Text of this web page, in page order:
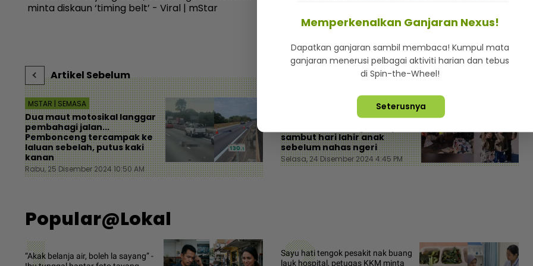
minta diskaun ‘timing belt’ - Viral | mStar
Artikel Sebelum
MSTAR | SEMASA
Dua maut motosikal langgar
pembahagi jalan...
Pembonceng tercampak ke
laluan sebelah, putus kaki
kanan
Rabu, 25 Disember 2024 10:50 AM
Artikel Berikut
Tak sangka lambaian
sambut hari lahir anak
sebelum nahas ngeri
Selasa, 24 Disember 2024 4:45 PM
Popular@Lokal
“Akak belanja air, boleh la sayang” -
Sayu hati tengok pesakit nak buang
lauk hospital, petugas KKM minta
Memperkenalkan Ganjaran Nexus!
Dapatkan ganjaran sambil membaca! Kumpul mata
ganjaran menerusi pelbagai aktiviti harian dan tebus
di Spin-the-Wheel!
Seterusnya